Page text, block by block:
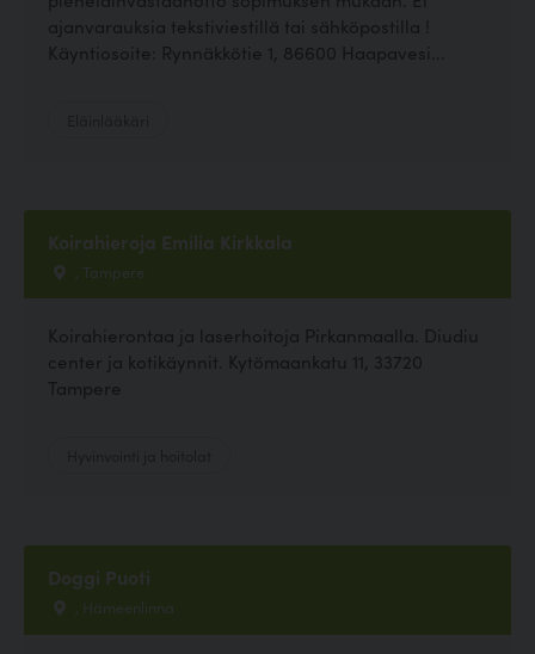
ajanvarauksia tekstiviestillä tai sähköpostilla !
Käyntiosoite: Rynnäkkötie 1, 86600 Haapavesi...
Koirahieroja Emilia Kirkkala
, Tampere
Koirahierontaa ja laserhoitoja Pirkanmaalla. Diudiu
center ja kotikäynnit. Kytömaankatu 11, 33720
Tampere
Doggi Puoti
, Hämeenlinna